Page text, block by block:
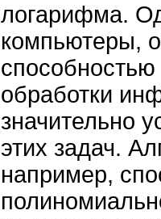
логарифма.
компьютеры,
обработки
значительно
этих задач.
например,